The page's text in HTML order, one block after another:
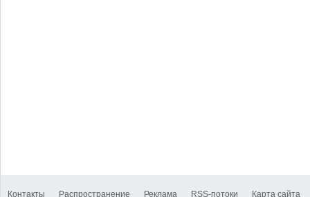
Контакты Распространение Реклама RSS-потоки Карта сайта